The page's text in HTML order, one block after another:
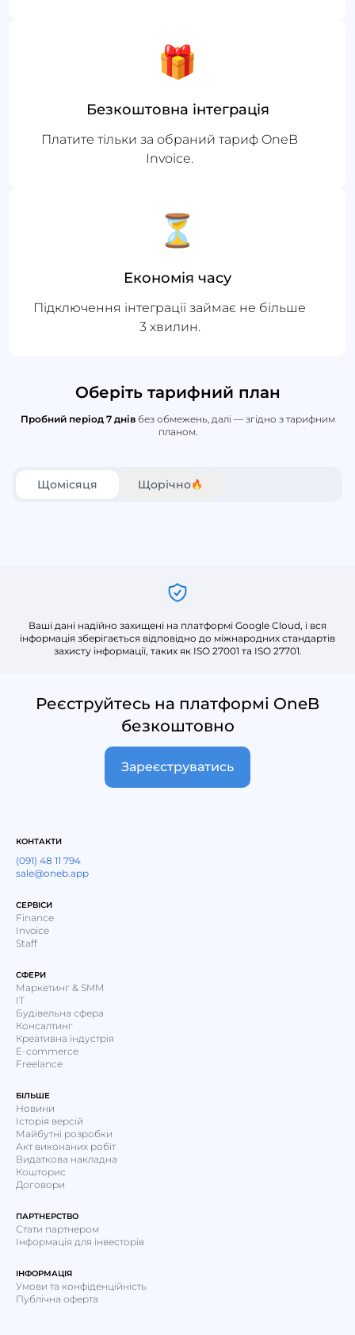
🎁
Безкоштовна інтеграція
Платите тільки за обраний тариф OneB
Invoice.
⏳
Економія часу
Підключення інтеграції займає не більше
3 хвилин.
Оберіть тарифний план
Пробний період 7 днівбез обмежень, далі — згідно з тарифним
планом.
Щомісяця Щорічно🔥
Ваші дані надійно захищені на платформі Google Cloud, і вся
інформація зберігається відповідно до міжнародних стандартів
захисту інформації, таких як ISO 27001 та ISO 27701.
Реєструйтесь на платформі OneB
безкоштовно
Зареєструватись
КОНТАКТИ
(091) 48 11 794
sale@oneb.app
СЕРВІСИ
Finance
Invoice
Staff
СФЕРИ
Маркетинг & SMM
IT
Будівельна сфера
Консалтинг
Креативна індустрія
E-commerce
Freelance
БІЛЬШЕ
Новини
Історія версій
Майбутні розробки
Акт виконаних робіт
Видаткова накладна
Кошторис
Договори
ПАРТНЕРСТВО
Стати партнером
Інформація для інвесторів
ІНФОРМАЦІЯ
Умови та конфіденційність
Публічна оферта